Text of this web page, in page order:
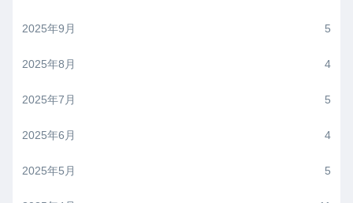
2025年9月 5
2025年8月 4
2025年7月 5
2025年6月 4
2025年5月 5